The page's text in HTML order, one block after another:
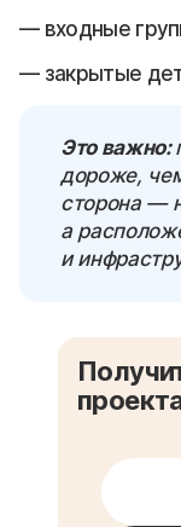
входные
закрытые
Это важно:
дороже,
сторона —
а
и